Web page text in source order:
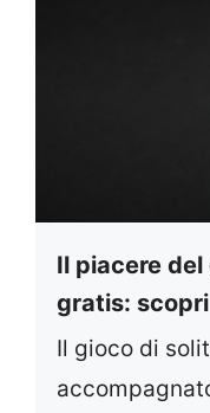
Il piacere
gratis:
Il gioco di